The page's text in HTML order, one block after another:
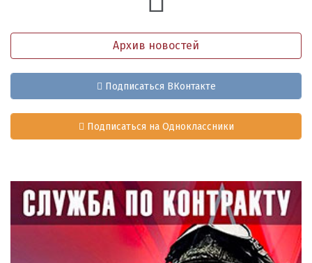
Архив новостей
Подписаться ВКонтакте
Подписаться на Одноклассники